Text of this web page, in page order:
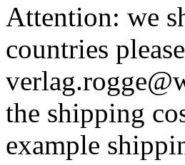
Attention: we
countries
the shipping
example